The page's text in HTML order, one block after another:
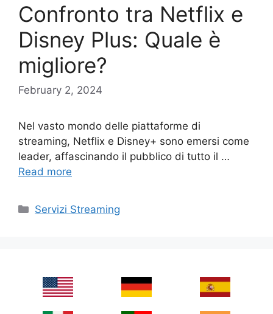
Confronto tra Netflix e
Disney Plus: Quale è
migliore?
February 2, 2024
Nel vasto mondo delle piattaforme di
streaming, Netflix e Disney+ sono emersi come
leader, affascinando il pubblico di tutto il …
Read more
Categories
Servizi Streaming